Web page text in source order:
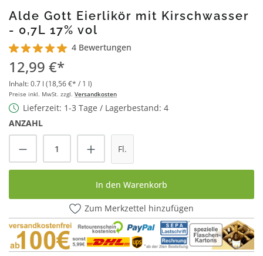
Alde Gott Eierlikör mit Kirschwasser
- 0,7L 17% vol
Durchschnittliche Bewertung von 5 von 5 Sternen
4 Bewertungen
12,99 €*
Inhalt:0.7 l (18,56 €* / 1 l)
Preise inkl. MwSt. zzgl. Versandkosten
Lieferzeit: 1-3 Tage / Lagerbestand: 4
ANZAHL
Produkt Anzahl: Gib den gewünschten
Fl.
In den Warenkorb
Zum Merkzettel hinzufügen